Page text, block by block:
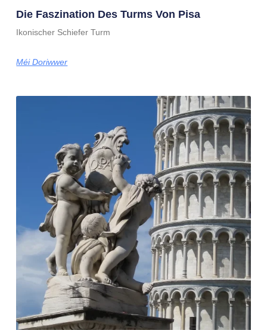
Die Faszination Des Turms Von Pisa
Ikonischer Schiefer Turm
Méi Doriwwer